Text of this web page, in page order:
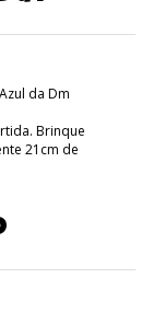
da Dm
Brinque
21cm de